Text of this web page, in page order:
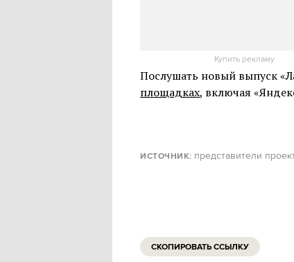
Купить рекламу
Ведущая подкаста
региональным
что нужно знать о
Послушать новый выпуск
площадках, включая
ИСТОЧНИК: представители
СКОПИРОВАТЬ ССЫЛКУ